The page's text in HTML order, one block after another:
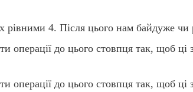
рівними 4. Після цього нам байдуже
операції до цього стовпця так, щоб ці
операції до цього стовпця так, щоб